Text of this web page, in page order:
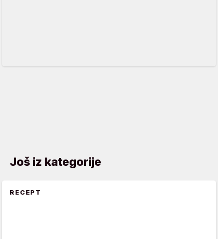
Još iz kategorije
RECEPT